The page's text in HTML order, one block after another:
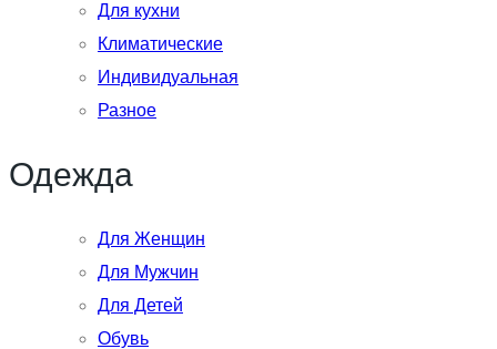
Для кухни
Климатические
Индивидуальная
Разное
Одежда
Для Женщин
Для Мужчин
Для Детей
Обувь